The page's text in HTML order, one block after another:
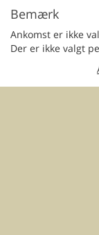
Bemærk
Ankomst er ikke
Der er ikke valgt